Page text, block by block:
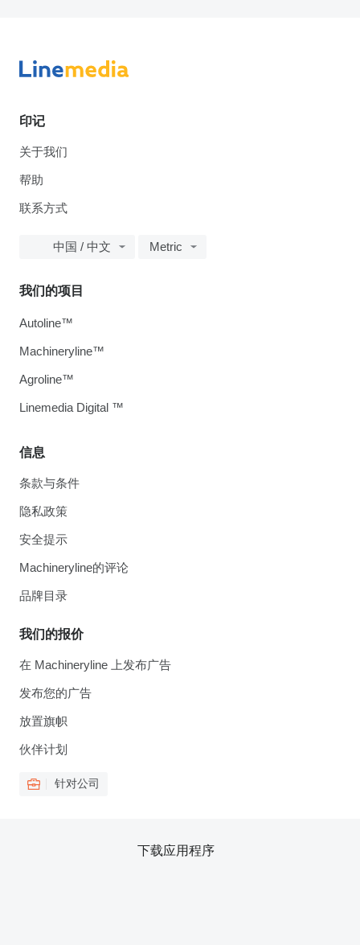
印记
关于我们
帮助
联系方式
中国 / 中文 Metric
信息
条款与条件
隐私政策
安全提示
Machineryline的评论
品牌目录
我们的报价
在 Machineryline 上发布广告
发布您的广告
放置旗帜
伙伴计划
针对公司
我们的项目
Autoline™
Machineryline™
Agroline™
Linemedia Digital ™
下载应用程序